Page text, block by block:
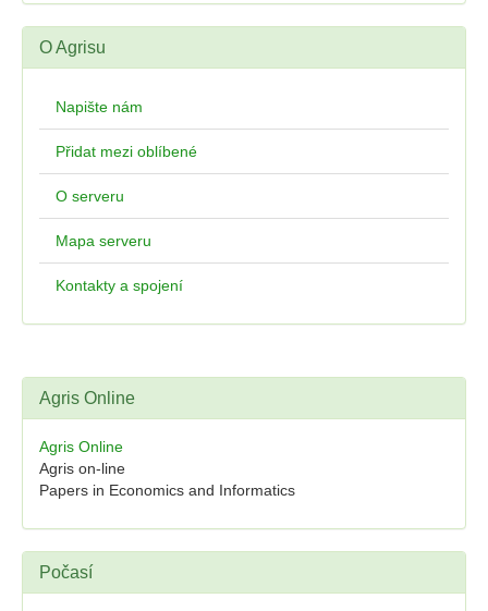
O Agrisu
Napište nám
Přidat mezi oblíbené
O serveru
Mapa serveru
Kontakty a spojení
Agris Online
Agris Online
Agris on-line
Papers in Economics and Informatics
Počasí